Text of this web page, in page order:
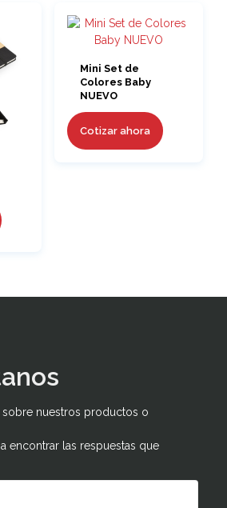
Mini Set de
Colores Baby
NUEVO
Cotizar ahora
sobre nuestros productos o
a encontrar las respuestas que